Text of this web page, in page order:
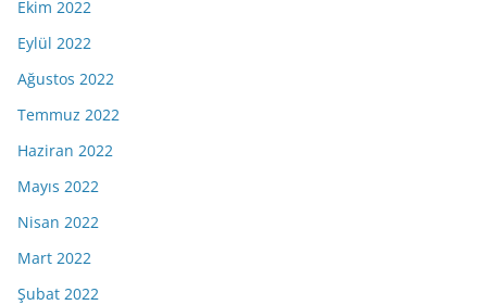
Ekim 2022
Eylül 2022
Ağustos 2022
Temmuz 2022
Haziran 2022
Mayıs 2022
Nisan 2022
Mart 2022
Şubat 2022